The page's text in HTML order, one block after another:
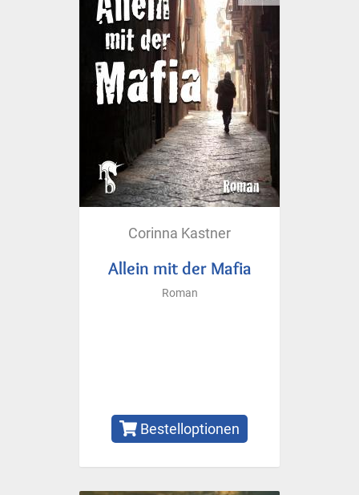
Corinna Kastner
Allein mit der Mafia
Roman
Bestelloptionen